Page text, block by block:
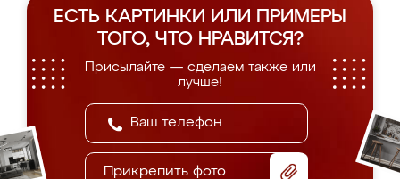
ЕСТЬ КАРТИНКИ ИЛИ ПРИМЕРЫ
ТОГО, ЧТО НРАВИТСЯ?
Присылайте — сделаем также или
лучше!
Прикрепить фото